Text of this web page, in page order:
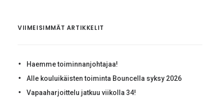
VIIMEISIMMÄT ARTIKKELIT
Haemme toiminnanjohtajaa!
Alle kouluikäisten toiminta Bouncella syksy 2026
Vapaaharjoittelu jatkuu viikolla 34!